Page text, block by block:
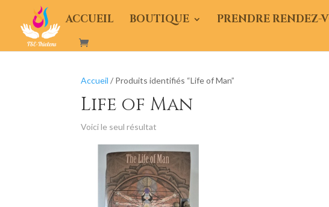
ACCUEIL BOUTIQUE PRENDRE RENDEZ-
Accueil / Produits identifiés “Life of Man”
Life of Man
Voici le seul résultat